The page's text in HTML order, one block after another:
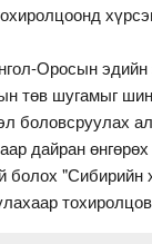
Оросын эдийн
төв шугамыг
боловсруулах
дайран
болох "Сибирийн